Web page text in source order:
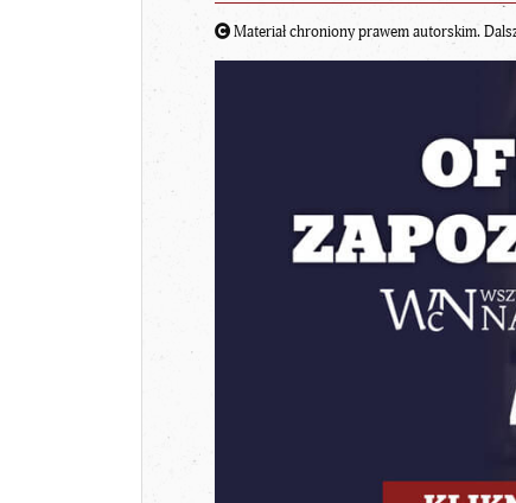
Materiał chroniony prawem autorskim.